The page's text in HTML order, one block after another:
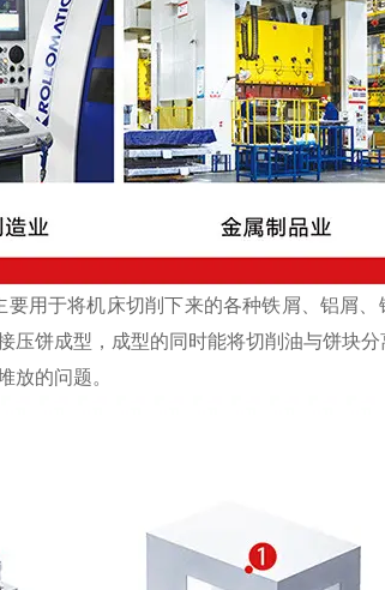
用于将机床切削下来的各种铁屑、铝屑、
饼成型，成型的同时能将切削油与饼块分
放的问题。